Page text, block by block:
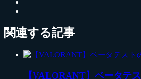
関連する記事
【VALORANT】ベータテ